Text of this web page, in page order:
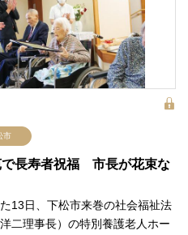
市
で長寿者祝福 市長が花束な
13日、下松市来巻の社会福祉法
二理事長）の特別養護老人ホー